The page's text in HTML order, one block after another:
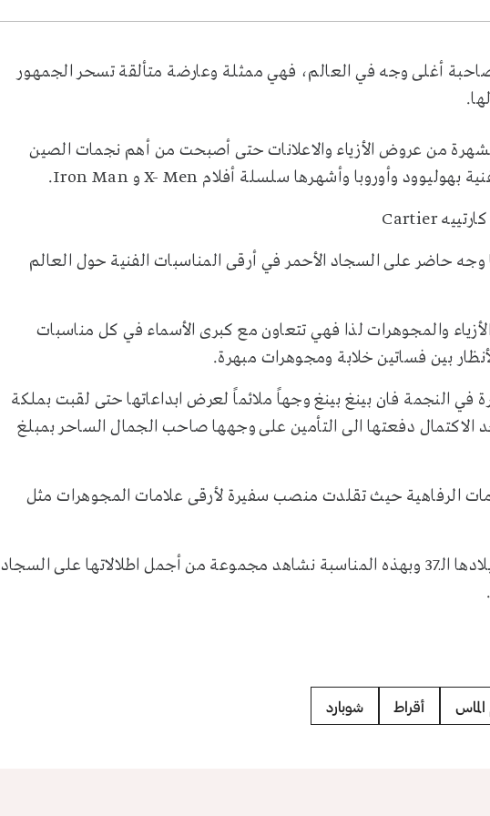
صاحبة أغلى وجه في العالم، فهي ممثلة وعارضة متألقة تسحر الجمهور
من عروض الأزياء والاعلانات حتى أصبحت من أهم نجمات الصين
بهوليوود وأوروبا وأشهرها سلسلة أفلام X- Menو Iron Man
.
وجه حاضر على السجاد الأحمر في أرقى المناسبات الفنية حول العالم
والمجوهرات لذا فهي تتعاون مع كبرى الأسماء في كل مناسبات
بين فساتين خلابة ومجوهرات مبهرة.
النجمة فان بينغ بينغ وجهاً ملائماً لعرض ابداعاتها حتى لقبت بملكة
الاكتمال دفعتها الى التأمين على وجهها صاحب الجمال الساحر بمبلغ
الرفاهية حيث تقلدت منصب سفيرة لأرقى علامات المجوهرات مثل
وتحتفل اليوم النجمة فان بينغ بينغ بعيد ميلادها الـ37 وبهذه المناسبة نشاهد مجموعة من أجمل اطلالاتها على السجاد
أقراط شوبارد